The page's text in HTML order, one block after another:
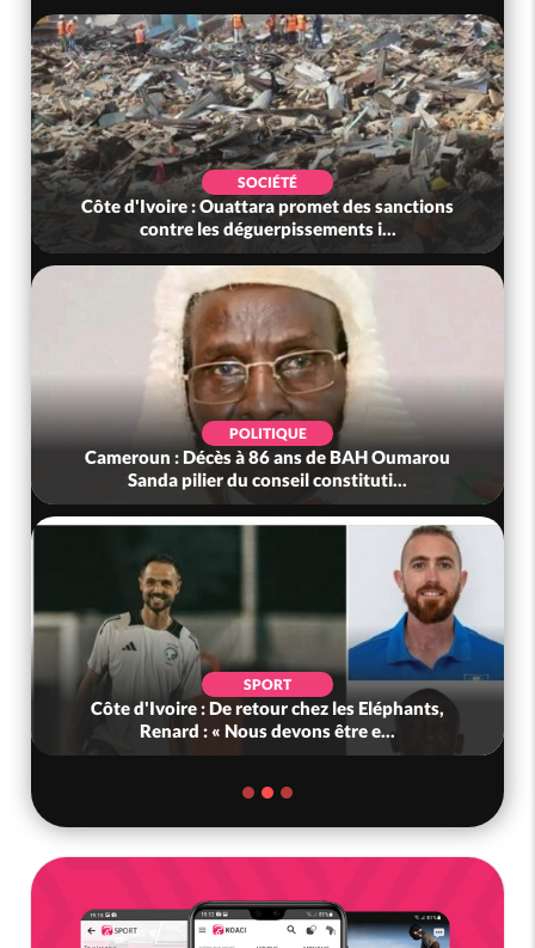
SOCIÉTÉ
Côte d'Ivoire : Ouattara promet des sanctions
contre les déguerpissements i...
POLITIQUE
Cameroun : Décès à 86 ans de BAH Oumarou
Sanda pilier du conseil constituti...
SPORT
Côte d'Ivoire : De retour chez les Eléphants,
Renard : « Nous devons être e...